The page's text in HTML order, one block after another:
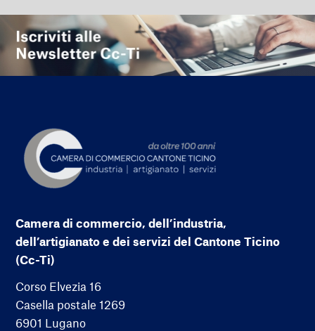
Camera di commercio, dell’industria,
dell’artigianato e dei servizi del Cantone Ticino
(Cc-Ti)
Corso Elvezia 16
Casella postale 1269
6901 Lugano